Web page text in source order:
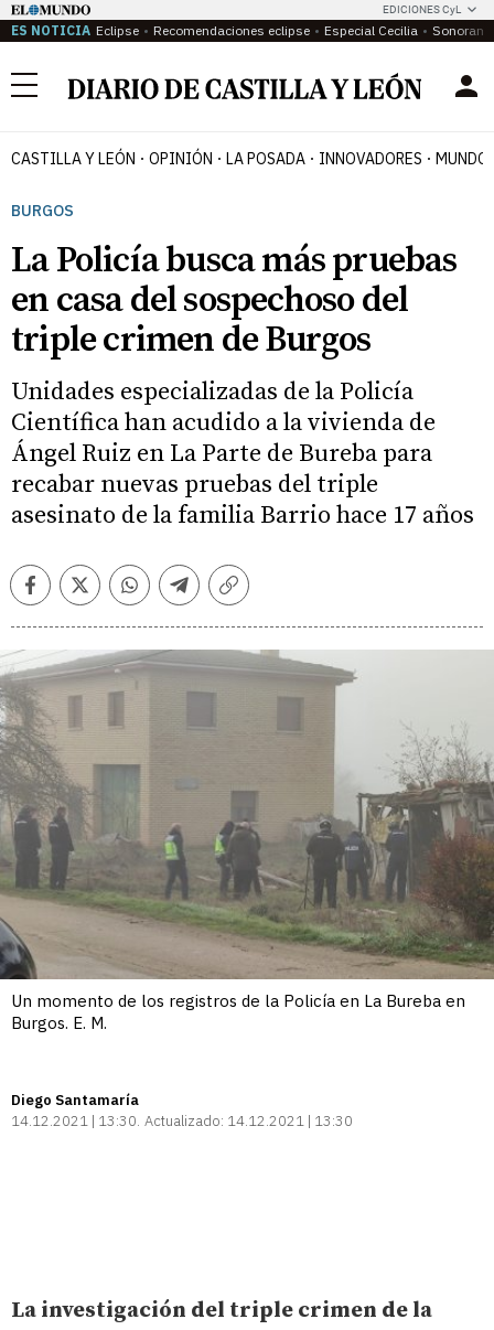
EDICIONES CyL
ES NOTICIA Eclipse Recomendaciones eclipse Especial Cecilia
Menú
CASTILLA Y LEÓN OPINIÓN LA POSADA INNOVADORES MUNDO
BURGOS
La Policía busca más pruebas
en casa del sospechoso del
triple crimen de Burgos
Unidades especializadas de la Policía
Científica han acudido a la vivienda de
Ángel Ruiz en La Parte de Bureba para
recabar nuevas pruebas del triple
asesinato de la familia Barrio hace 17 años
FacebookTwitterWhatsappTelegramCopiar
Un momento de los registros de la Policía en La Bureba en
Burgos. E. M.
Diego Santamaría
14.12.2021 | 13:30 Actualizado: 14.12.2021 | 13:30
La investigación del triple crimen de la